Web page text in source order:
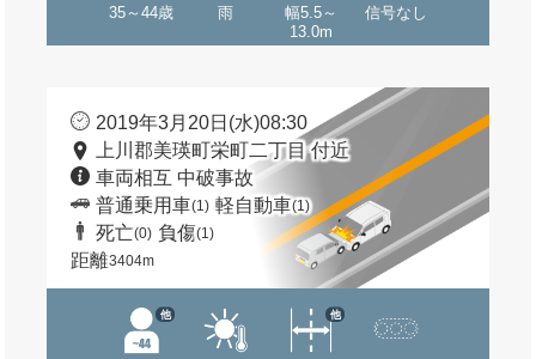
35～44歳 雨
幅5.5～
13.0m
信号なし
2019年3月20日(水)08:30
上川郡美瑛町栄町二丁目 付近
車両相互 中破事故
普通乗用車(1) 軽自動車(1)
死亡(0) 負傷(1)
距離3404m
他 他